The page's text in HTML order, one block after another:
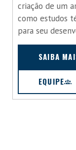
criação de um
como estudos
para seu
SAIBA
EQUIPE